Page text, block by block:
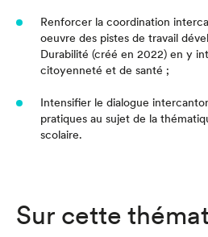
Renforcer la coordination
oeuvre des pistes de travail
Durabilité (créé en 2022) en y
citoyenneté et de santé ;
Intensifier le dialogue
pratiques au sujet de la
scolaire.
Sur cette